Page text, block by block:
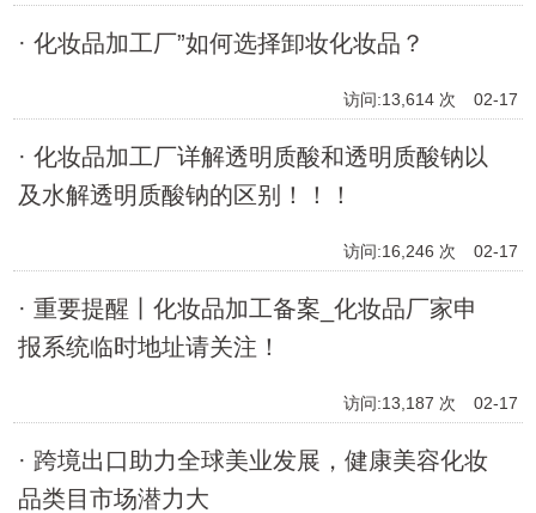
· 化妆品加工厂”如何选择卸妆化妆品？
访问:13,614 次 02-17
· 化妆品加工厂详解透明质酸和透明质酸钠以
及水解透明质酸钠的区别！！！
访问:16,246 次 02-17
· 重要提醒丨化妆品加工备案_化妆品厂家申
报系统临时地址请关注！
访问:13,187 次 02-17
· 跨境出口助力全球美业发展，健康美容化妆
品类目市场潜力大